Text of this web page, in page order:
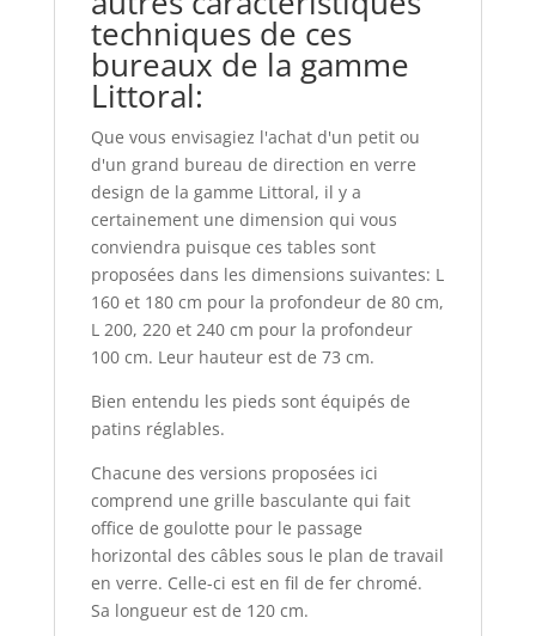
techniques de ces
bureaux de la gamme
Littoral:
Que vous envisagiez l'achat d'un petit ou
d'un grand bureau de direction en verre
design de la gamme Littoral, il y a
certainement une dimension qui vous
conviendra puisque ces tables sont
proposées dans les dimensions suivantes: L
160 et 180 cm pour la profondeur de 80 cm,
L 200, 220 et 240 cm pour la profondeur
100 cm. Leur hauteur est de 73 cm.
Bien entendu les pieds sont équipés de
patins réglables.
Chacune des versions proposées ici
comprend une grille basculante qui fait
office de goulotte pour le passage
horizontal des câbles sous le plan de travail
en verre. Celle-ci est en fil de fer chromé.
Sa longueur est de 120 cm.